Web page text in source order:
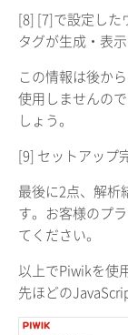
[8] [7]で設定した
タグが生成・表示
この情報は後か
使用しませんの
しょう。
[9] セットアップ
最後に2点、解析
す。お客様のプ
てください。
以上でPiwikを使
先ほどの